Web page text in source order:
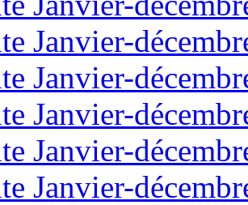
Janvier-
Janvier-
Janvier-
Janvier-
Janvier-